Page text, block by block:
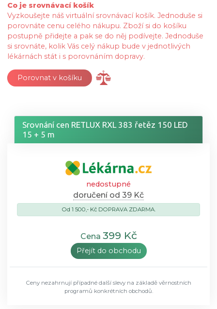
Co je srovnávací košík
Vyzkoušejte náš virtuální srovnávací košík. Jednoduše si
porovnáte cenu celého nákupu. Zboží si do košíku
postupně přidejte a pak se do něj podívejte. Jednoduše
si srovnáte, kolik Vás celý nákup bude v jednotlivých
lékárnách stát i s porovnáním dopravy.
Porovnat v košíku
Srovnání cen RETLUX RXL 383 řetěz 150 LED
15 + 5 m
nedostupné
doručení od 39 Kč
Od 1 500,- Kč DOPRAVA ZDARMA.
Cena 399 Kč
Přejít do obchodu
Ceny nezahrnují případné další slevy na základě věrnostních
programů konkrétních obchodů.